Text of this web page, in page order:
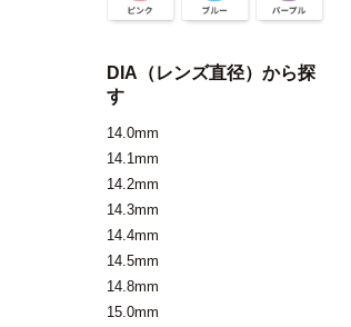
DIA（レンズ直径）から探
す
14.0mm
14.1mm
14.2mm
14.3mm
14.4mm
14.5mm
14.8mm
15.0mm